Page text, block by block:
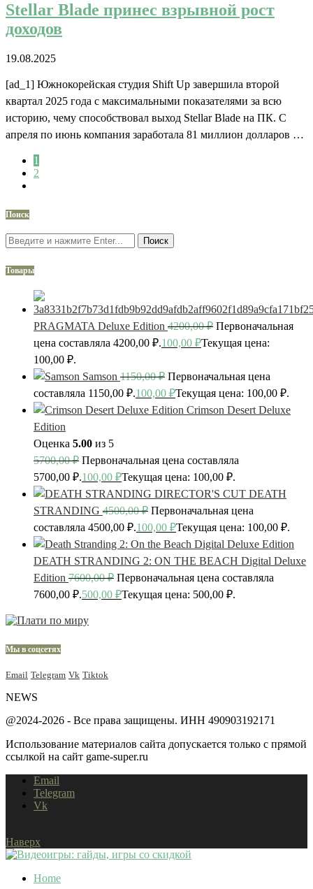
Stellar Blade принес взрывной рост
доходов
19.08.2025
[ad_1] Южнокорейская студия Shift Up завершила второй
квартал 2025 года с максимальными показателями за всю
историю, чему способствовал выход Stellar Blade на ПК. С
апреля по июнь компания заработала 81 миллион долларов …
1
2
Поиск
Поиск
Товары
PRAGMATA Deluxe Edition 4200,00₽ Первоначальная
цена составляла 4200,00 ₽.100,00 ₽Текущая цена:
100,00 ₽.
Samson 1150,00₽ Первоначальная цена
составляла 1150,00 ₽.100,00 ₽Текущая цена: 100,00 ₽.
Crimson Desert Deluxe
Edition
Оценка 5.00 из 5
5700,00₽ Первоначальная цена составляла
5700,00 ₽.100,00 ₽Текущая цена: 100,00 ₽.
DEATH
STRANDING 4500,00₽ Первоначальная цена
составляла 4500,00 ₽.100,00 ₽Текущая цена: 100,00 ₽.
DEATH STRANDING 2: ON THE BEACH Digital Deluxe
Edition 7600,00₽ Первоначальная цена составляла
7600,00 ₽.500,00 ₽Текущая цена: 500,00 ₽.
Мы в соцсетях
Email Telegram Vk Tiktok
NEWS
@2024-2026 - Все права защищены. ИНН 490903192171
Использование материалов сайта допускается только с прямой
ссылкой на сайт game-super.ru
Email
Telegram
Vk
Наверх
Home